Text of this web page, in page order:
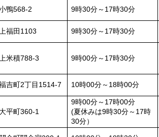
鴨568-2 9時30分～17時30分
上福田1103 9時30分～17時30分
上米積788-3 9時00分～17時30分
吉町2丁目1514-7 10時00分～18時00分
大平町360-1
9時00分～17時00分
(夏休みは9時30分～17時
30分）